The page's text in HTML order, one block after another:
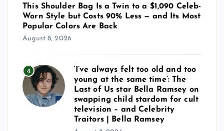
This Shoulder Bag Is a Twin to a $1,090 Celeb-
Worn Style but Costs 90% Less — and Its Most
Popular Colors Are Back
August 8, 2026
4
‘I’ve always felt too old and too
young at the same time’: The
Last of Us star Bella Ramsey on
swapping child stardom for cult
television – and Celebrity
Traitors | Bella Ramsey